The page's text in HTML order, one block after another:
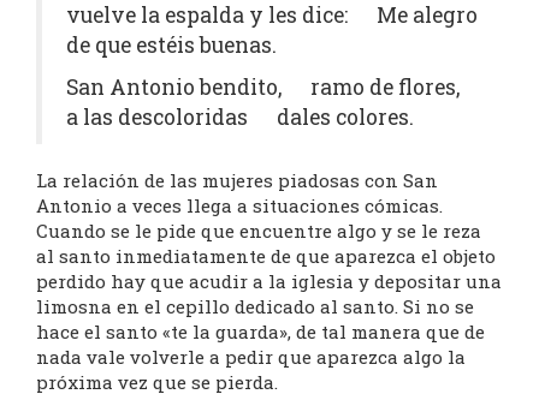
vuelve la espalda y les dice: Me alegro
de que estéis buenas.
San Antonio bendito, ramo de flores,
a las descoloridas dales colores.
La relación de las mujeres piadosas con San
Antonio a veces llega a situaciones cómicas.
Cuando se le pide que encuentre algo y se le reza
al santo inmediatamente de que aparezca el objeto
perdido hay que acudir a la iglesia y depositar una
limosna en el cepillo dedicado al santo. Si no se
hace el santo «te la guarda», de tal manera que de
nada vale volverle a pedir que aparezca algo la
próxima vez que se pierda.